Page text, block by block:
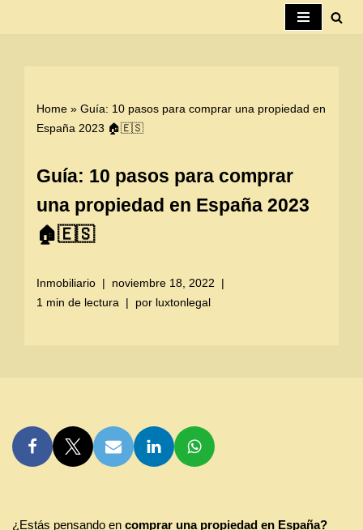
Home » Guía: 10 pasos para comprar una propiedad en
España 2023 🏠🇪🇸
Guía: 10 pasos para comprar
una propiedad en España 2023
🏠🇪🇸
Inmobiliario
noviembre 18, 2022
1 min de lectura
por luxtonlegal
¿Estás pensando en comprar una propiedad en España?